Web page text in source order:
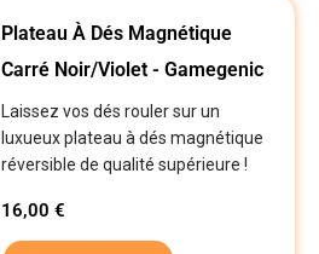
Plateau À Dés Magnétique
Carré Noir/Violet - Gamegenic
Laissez vos dés rouler sur un
luxueux plateau à dés magnétique
réversible de qualité supérieure !
16,00€